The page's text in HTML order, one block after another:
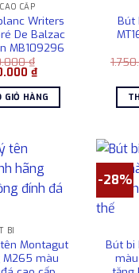
CẤP
Writers
De Balzac
MB109296
₫
₫.
₫Giá
hiện
tại
là:
34.500.000 ₫.
GIỎ HÀNG
Bút
BI
Montagut
M265 màu
-28%
Bút bi